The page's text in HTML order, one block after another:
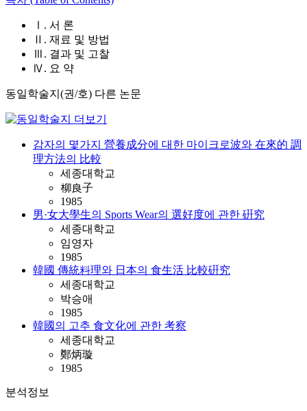
Ⅰ. 서 론
Ⅱ. 재료 및 방법
Ⅲ. 결과 및 고찰
Ⅳ. 요 약
동일학술지(권/호) 다른 논문
감자의 몇가지 營養成分에 대한 마이크로波와 在來的 調
理方法의 比較
세종대학교
柳良子
1985
男·女大學生의 Sports Wear의 選好度에 관한 硏究
세종대학교
임영자
1985
韓國 傳統料理와 日本의 食生活 比較硏究
세종대학교
박승애
1985
韓國의 고추 食文化에 관한 考察
세종대학교
鄭炳璇
1985
분석정보